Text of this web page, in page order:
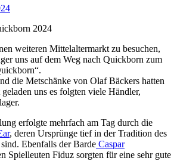
2024
weiteren Mittelaltermarkt zu besuchen,
uns auf dem Weg nach Quickborn zum
die Metschänke von Olaf Bäckers hatten
uns es folgten viele Händler,
erfolgte mehrfach am Tag durch die
, deren Ursprünge tief in der Tradition des
Ebenfalls der Barde Caspar
Spielleuten Fiduz sorgten für eine sehr gute